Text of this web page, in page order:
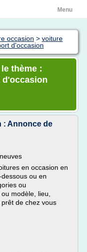
Menu
occasion > voiture
d'occasion
thème :
d'occasion
: Annonce de
en occasion en
ou en
ou
modèle, lieu,
de chez vous